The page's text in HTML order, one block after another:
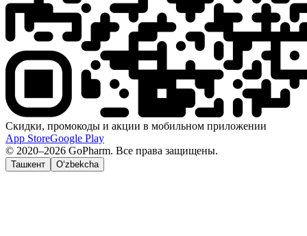
Скидки, промокоды и акции в мобильном приложении
App StoreGoogle Play
© 2020–2026 GoPharm. Все права защищены.
Ташкент O‘zbekcha